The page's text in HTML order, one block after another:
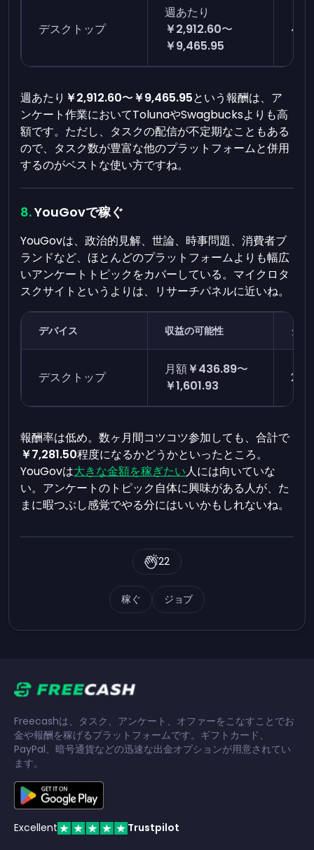
デスクトップ
週あたり
￥2,912.60〜
￥9,465.95
4〜
週あたり ￥2,912.60〜￥9,465.95という報酬は、ア
ンケート作業においてTolunaやSwagbucksよりも高
額です。ただし、タスクの配信が不定期なこともある
ので、タスク数が豊富な他のプラットフォームと併用
するのがベストな使い方ですね。
YouGovで稼ぐ
YouGovは、政治的見解、世論、時事問題、消費者ブ
ランドなど、ほとんどのプラットフォームよりも幅広
いアンケートトピックをカバーしている。マイクロタ
スクサイトというよりは、リサーチパネルに近いね。
デバイス 収益の可能性 タス
デスクトップ
月額￥436.89〜
￥1,601.93
2〜
報酬率は低め。数ヶ月間コツコツ参加しても、合計で
￥7,281.50程度になるかどうかといったところ。
YouGovは大きな金額を稼ぎたい人には向いていな
い。アンケートのトピック自体に興味がある人が、た
まに暇つぶし感覚でやる分にはいいかもしれないね。
稼ぐ ジョブ
22
Freecashは、タスク、アンケート、オファーをこなすことでお
金や報酬を稼げるプラットフォームです。ギフトカード、
PayPal、暗号通貨などの迅速な出金オプションが用意されてい
ます。
Excellent Trustpilot